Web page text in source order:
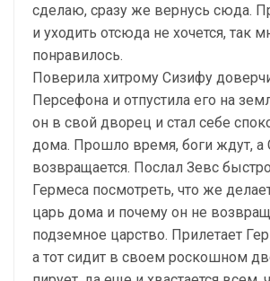
сделаю, сразу же вернусь сюда.
и уходить отсюда не хочется, так
понравилось.
Поверила хитрому Сизифу
Персефона и отпустила его на
он в свой дворец и стал себе
дома. Прошло время, боги ждут, а
возвращается. Послал Зевс
Гермеса посмотреть, что же
царь дома и почему он не
подземное царство. Прилетает
а тот сидит в своем роскошном